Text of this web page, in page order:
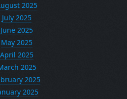
2025
July 2025
June 2025
May 2025
April 2025
2025
2025
2025